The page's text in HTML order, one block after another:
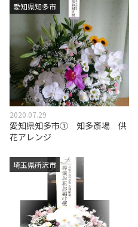
愛知県知多市
2020.07.29
愛知県知多市① 知多斎場 供
花アレンジ
埼玉県所沢市